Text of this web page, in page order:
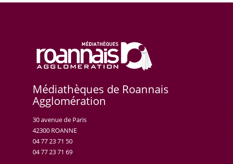
Médiathèques de Roannais
Agglomération
30 avenue de Paris
42300 ROANNE
04 77 23 71 50
04 77 23 71 69